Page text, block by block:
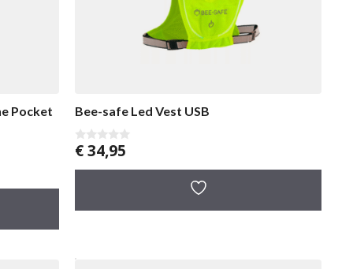
Pocket Bee-safe Led Vest USB
0
v
a
€34,95